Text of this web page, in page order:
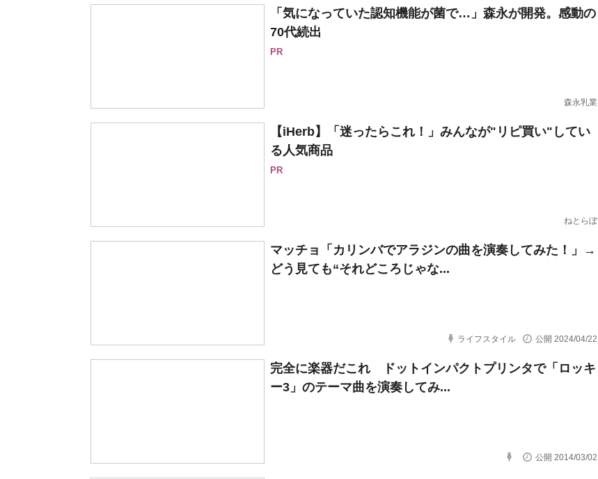
「気になっていた認知機能が菌で…」森永が開発。感動の
70代続出
PR
森永乳業
【iHerb】「迷ったらこれ！」みんなが"リピ買い"してい
る人気商品
PR
ねとらぼ
マッチョ「カリンバでアラジンの曲を演奏してみた！」→
どう見ても“それどころじゃな...
ライフスタイル 公開 2024/04/22
完全に楽器だこれ ドットインパクトプリンタで「ロッキ
ー3」のテーマ曲を演奏してみ...
公開 2014/03/02